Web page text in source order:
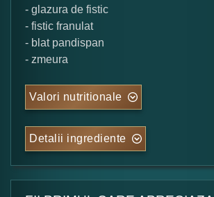
- glazura de fistic
- fistic franulat
- blat pandispan
- zmeura
Valori nutritionale
Detalii ingrediente